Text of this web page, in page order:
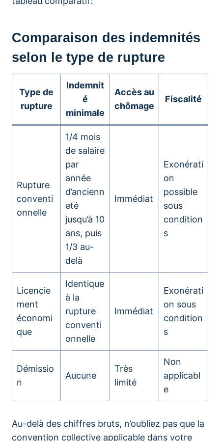
Comparaison des indemnités
selon le type de rupture
Type de
rupture
Indemnit
é
minimale
Accès au
chômage
Fiscalité
Rupture
conventi
onnelle
1/4 mois
de salaire
par
année
d’ancienn
eté
jusqu’à 10
ans, puis
1/3 au-
delà
Immédiat
Exonérati
on
possible
sous
condition
s
Licencie
ment
économi
que
Identique
à la
rupture
conventi
onnelle
Immédiat
Exonérati
on sous
condition
s
Démissio
n
Aucune
Très
limité
Non
applicabl
e
Au-delà des chiffres bruts, n’oubliez pas que la
convention collective applicable dans votre